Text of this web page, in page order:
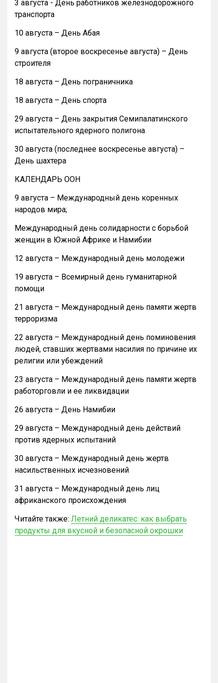
3 августа - День работников железнодорожного
транспорта
10 августа – День Абая
9 августа (второе воскресенье августа) – День
строителя
18 августа – День пограничника
18 августа – День спорта
29 августа – День закрытия Семипалатинского
испытательного ядерного полигона
30 августа (последнее воскресенье августа) –
День шахтера
КАЛЕНДАРЬ ООН
9 августа – Международный день коренных
народов мира;
Международный день солидарности с борьбой
женщин в Южной Африке и Намибии
12 августа – Международный день молодежи
19 августа – Всемирный день гуманитарной
помощи
21 августа – Международный день памяти жертв
терроризма
22 августа – Международный день поминовения
людей, ставших жертвами насилия по причине их
религии или убеждений
23 августа – Международный день памяти жертв
работорговли и ее ликвидации
26 августа – День Намибии
29 августа – Международный день действий
против ядерных испытаний
30 августа – Международный день жертв
насильственных исчезновений
31 августа – Международный день лиц
африканского происхождения
Читайте также: Летний деликатес: как выбрать
продукты для вкусной и безопасной окрошки